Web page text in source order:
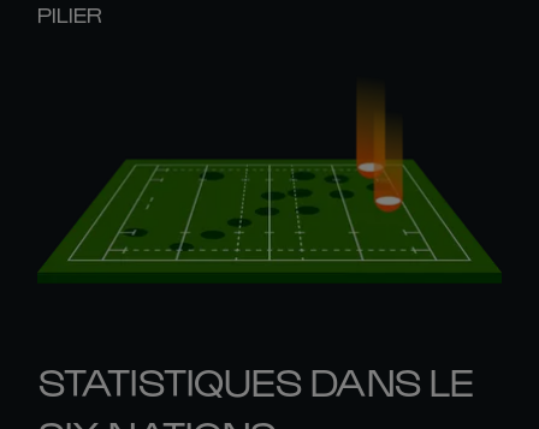
PILIER
STATISTIQUES DANS LE